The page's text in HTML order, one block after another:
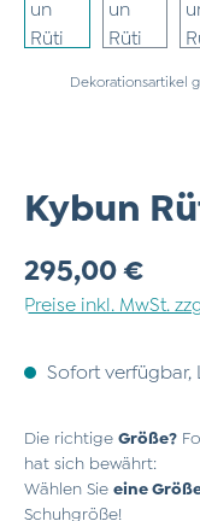
Dekorationsartikel
Kybun
Regulärer Preis:
295,00 €
Preise inkl. MwSt.
Sofort verfügbar,
Die richtige Größe?
hat sich bewährt:
Wählen Sie eine
Schuhgröße!